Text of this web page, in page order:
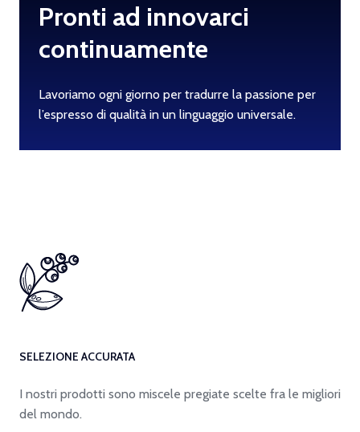
Pronti ad innovarci
continuamente
Lavoriamo ogni giorno per tradurre la passione per
l’espresso di qualità in un linguaggio universale.
SELEZIONE ACCURATA
I nostri prodotti sono miscele pregiate scelte fra le migliori
del mondo.